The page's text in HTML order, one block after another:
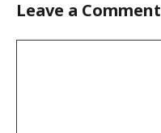
Leave a Comment